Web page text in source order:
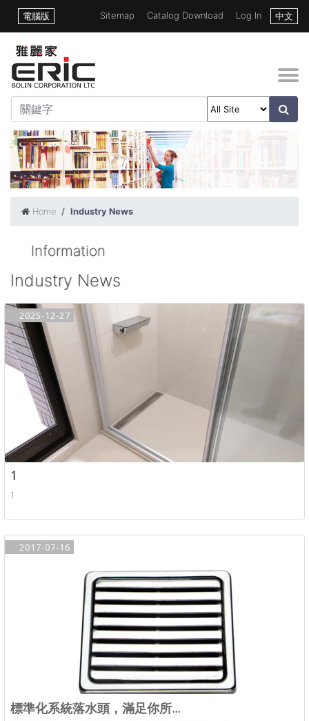
電腦版 Sitemap Catalog Download Log In 中文
Home Industry News
Information
Industry News
2025-12-27
1
1
2017-07-16
標準化系統落水頭，滿足你所...